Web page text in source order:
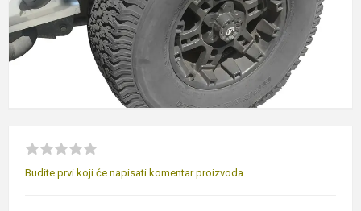
Budite prvi koji će napisati komentar proizvoda